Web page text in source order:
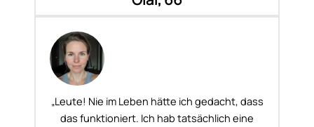
„Leute! Nie im Leben hätte ich gedacht, dass
das funktioniert. Ich hab tatsächlich eine